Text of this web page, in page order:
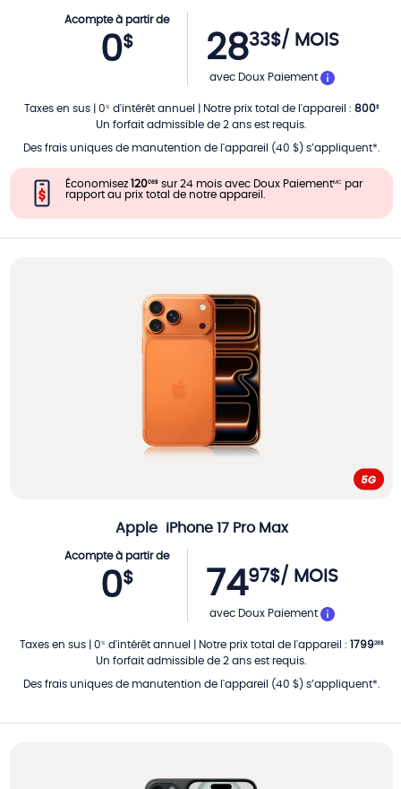
Acompte à partir de
0$ 2833$/ MOIS
PAR MOIS
avec Doux Paiement
Taxes en sus| 0% d'intérêt annuel Notre prix total de l'appareil : 800$
Un forfait admissible de 2 ans est requis.
Des frais uniques de manutention de l'appareil (40 $) s’appliquent*.
Économisez 12008$ sur 24 mois avec Doux PaiementMC
par
rapport au prix total de notre appareil.
Apple iPhone 17 Pro Max
Acompte à partir de
0$ 7497$/ MOIS
PAR MOIS
avec Doux Paiement
Taxes en sus| 0% d'intérêt annuel Notre prix total de l'appareil : 179928$
Un forfait admissible de 2 ans est requis.
Des frais uniques de manutention de l'appareil (40 $) s’appliquent*.